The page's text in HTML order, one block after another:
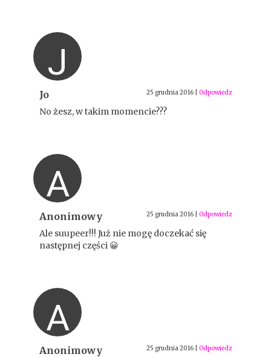
J
Jo 25 grudnia 2016 Odpowiedz
No żesz, w takim momencie???
A
Anonimowy 25 grudnia 2016 Odpowiedz
Ale suupeer!!! Już nie mogę doczekać się
następnej części 😀
A
Anonimowy 25 grudnia 2016 Odpowiedz